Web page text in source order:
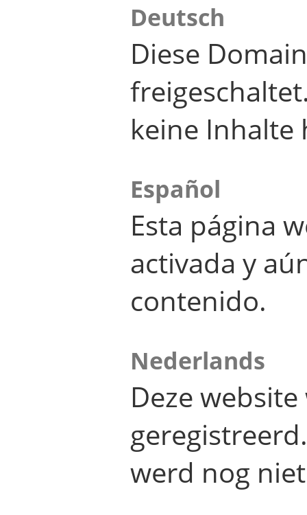
Deutsch
Diese
keine Inhalte
Español
Esta página
activada y
contenido.
Nederlands
Deze
werd nog